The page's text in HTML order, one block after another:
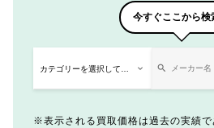
今すぐここから検
表示される買取価格は過去の実績